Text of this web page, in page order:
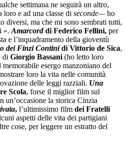
settimana ne seguirà un altro,
loro e ad una classe di seconde—ho
diversi, ma che mi sono sembrati tutti,
».Amarcorddi Federico Fellini, per
e l’inquadramento della gioventù
dei Finzi Continidi Vittorio de Sica,
di Giorgio Bassani(ho letto loro
memorabile esergo manzoniano del
loro la vita nelle comunità
delle leggi razziali. Una
Scola, forse il miglior film sul
un’occasione la storica Cinzia
, l’ultimissimo film dei Fratelli
aspetti delle vita dei partigiani
cose, per leggere un estratto del